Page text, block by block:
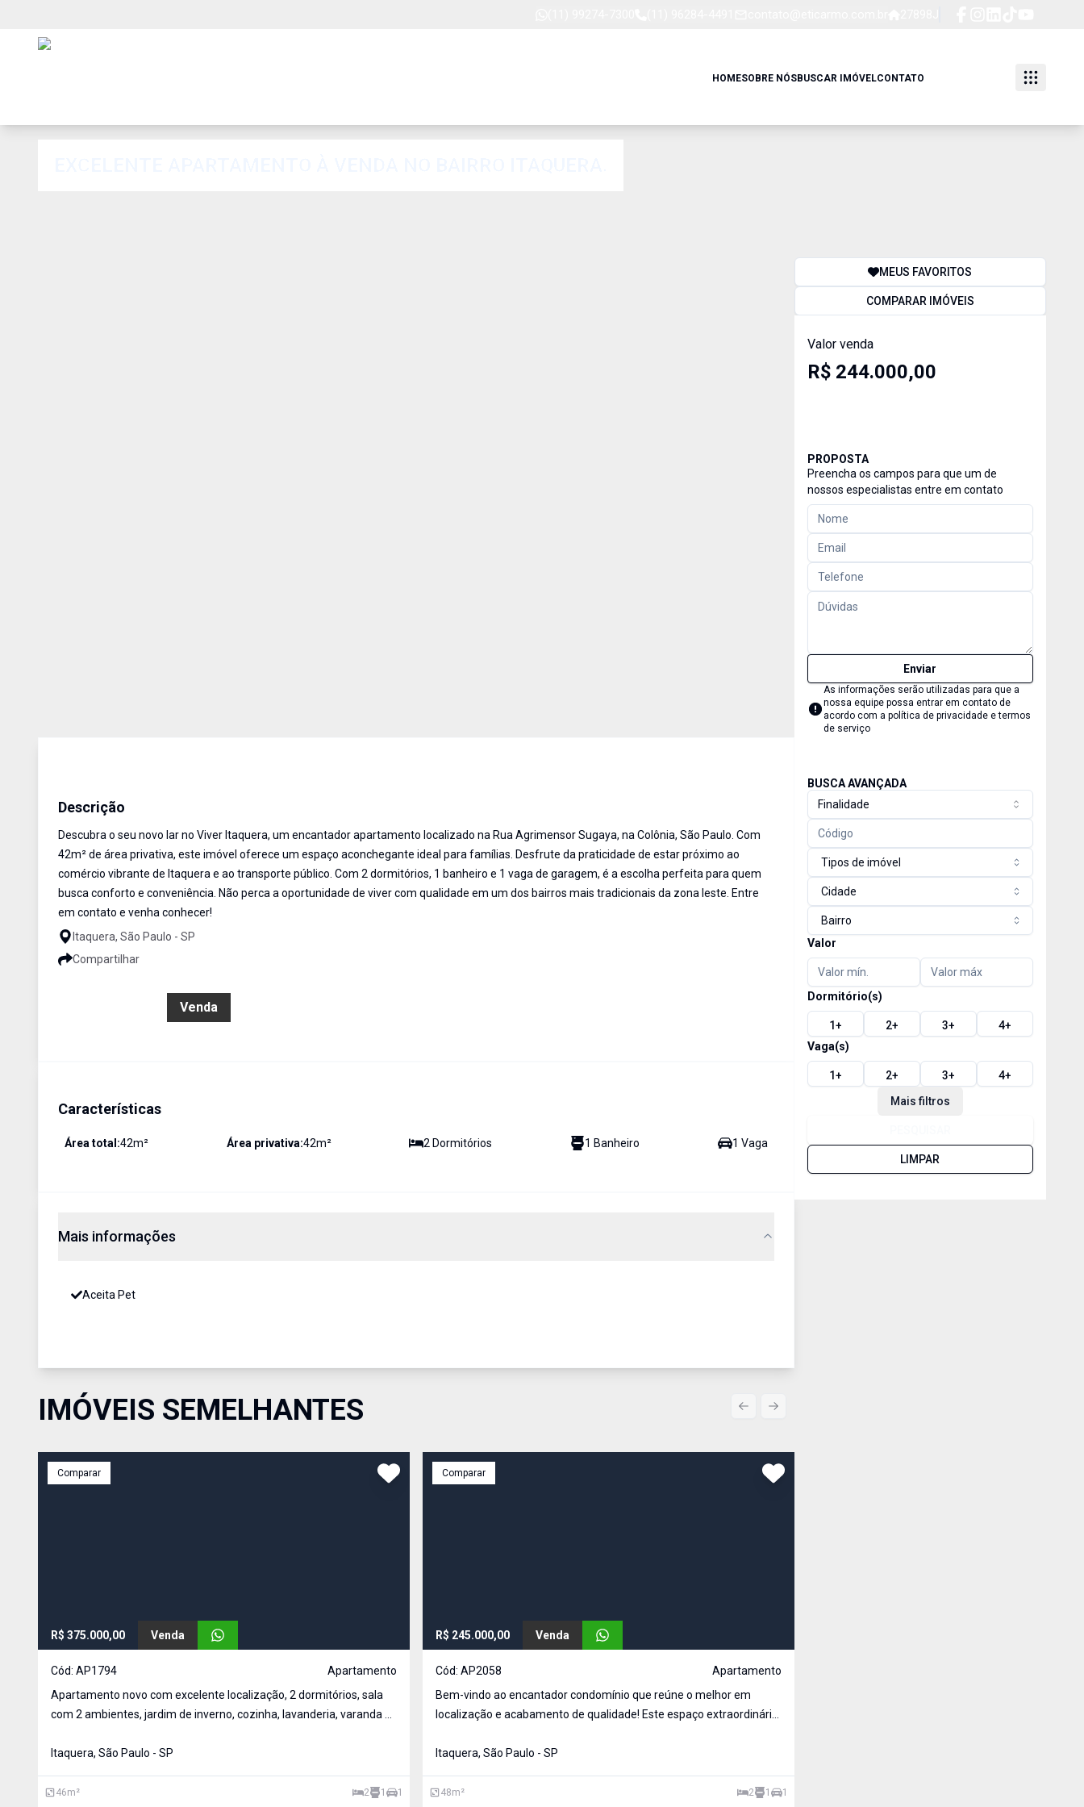
HOMESOBRE NÓSBUSCAR IMÓVELCONTATO
Descrição
Descubra o seu novo lar no Viver Itaquera, um encantador apartamento localizado na Rua Agrimensor Sugaya, na Colônia, São Paulo. Com
42m² de área privativa, este imóvel oferece um espaço aconchegante ideal para famílias. Desfrute da praticidade de estar próximo ao
comércio vibrante de Itaquera e ao transporte público. Com 2 dormitórios, 1 banheiro e 1 vaga de garagem, é a escolha perfeita para quem
busca conforto e conveniência. Não perca a oportunidade de viver com qualidade em um dos bairros mais tradicionais da zona leste. Entre
em contato e venha conhecer!
Itaquera, São Paulo - SP
Compartilhar
Venda
Características
Área total:42m² Área privativa:42m² 2 Dormitórios 1 Banheiro 1 Vaga
Mais informações
Aceita Pet
IMÓVEIS SEMELHANTES
Comparar
R$ 375.000,00 Venda
Cód: AP1794
Apartamento
Apartamento novo com excelente localização, 2 dormitórios, sala
com 2 ambientes, jardim de inverno, cozinha, lavanderia, varanda e
água individualizada por andar, portas com excelente quali
Itaquera, São Paulo - SP
46m² 2 1 1
Comparar
R$ 245.000,00 Venda
Cód: AP2058
Apartamento
Bem-vindo ao encantador condomínio que reúne o melhor em
localização e acabamento de qualidade! Este espaço extraordinário
Itaquera, São Paulo - SP
48m² 2 1 1
Previous slide
Next slide
MEUS FAVORITOS
COMPARAR IMÓVEIS
Valor venda
R$ 244.000,00
PROPOSTA
Preencha os campos para que um de
nossos especialistas entre em contato
Enviar
As informações serão utilizadas para que a
nossa equipe possa entrar em contato de
acordo com a política de privacidade e termos
de serviço
BUSCA AVANÇADA
Finalidade
Tipos de imóvel
Cidade
Bairro
Valor
Dormitório(s)
1+ 2+ 3+ 4+
Vaga(s)
1+ 2+ 3+ 4+
Mais filtros
LIMPAR